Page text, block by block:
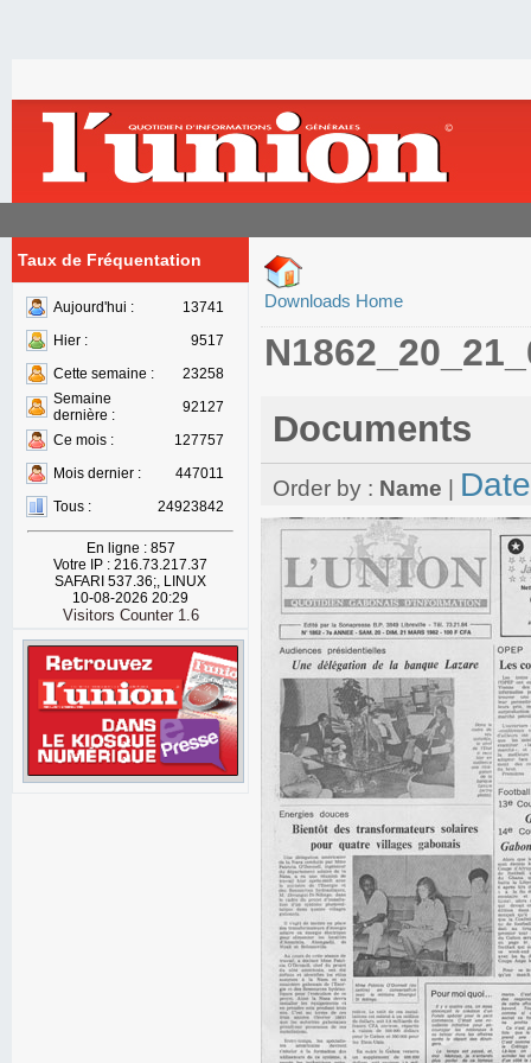
Taux de Fréquentation
Aujourd'hui :
13741
Hier :
9517
Cette semaine :
23258
Semaine
dernière :
92127
Ce mois :
127757
Mois dernier :
447011
Tous :
24923842
En ligne : 857
Votre IP : 216.73.217.37
SAFARI 537.36;, LINUX
10-08-2026 20:29
Visitors Counter 1.6
Downloads Home
Documents
Order by : Name Date